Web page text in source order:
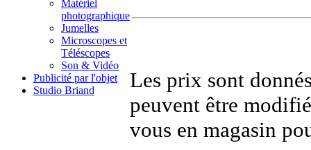
Matériel
photographique
Jumelles
Microscopes et
Téléscopes
Son & Vidéo
Publicité par l'objet
Studio Briand
Les prix sont
peuvent être
vous en magasin